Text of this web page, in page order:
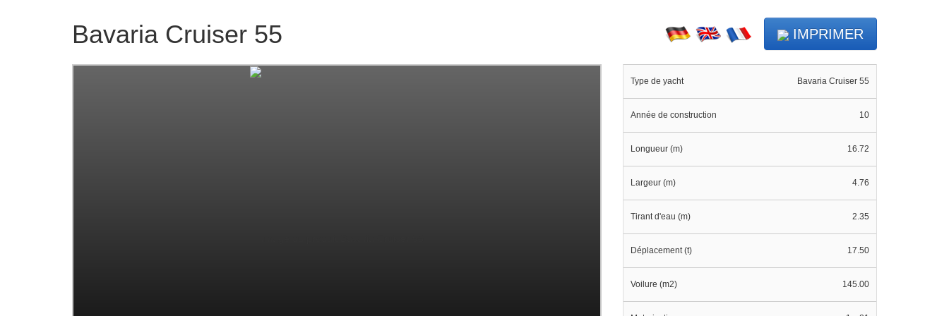
Bavaria Cruiser 55 IMPRIMER
Type de yacht Bavaria Cruiser 55
Année de construction 10
Longueur (m) 16.72
Largeur (m) 4.76
Tirant d'eau (m) 2.35
Déplacement (t) 17.50
Voilure (m2) 145.00